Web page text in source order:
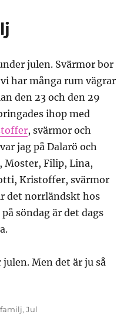
julen. Svärmor bor
har många rum vägrar
den 23 och den 29
ihop med
, svärmor och
jag på Dalarö och
Moster, Filip, Lina,
Kristoffer, svärmor
det norrländskt hos
söndag är det dags
Men det är ju så
Etiketter
familj,Jul